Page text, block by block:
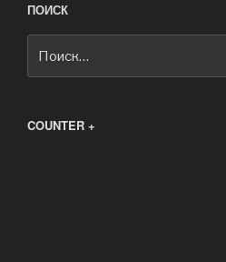
ПОИСК
COUNTER +